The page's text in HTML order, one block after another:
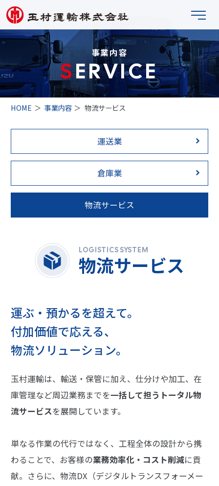
事業内容
SERVICE
HOME 事業内容 物流サービス
運送業
倉庫業
物流サービス
LOGISTICS SYSTEM
物流サービス
運ぶ・預かるを超えて。
付加価値で応える、
物流ソリューション。
玉村運輸は、輸送・保管に加え、仕分けや加工、在
庫管理など周辺業務までを一括して担うトータル物
流サービスを展開しています。
単なる作業の代行ではなく、工程全体の設計から携
わることで、お客様の業務効率化・コスト削減に貢
献。さらに、物流DX（デジタルトランスフォーメー